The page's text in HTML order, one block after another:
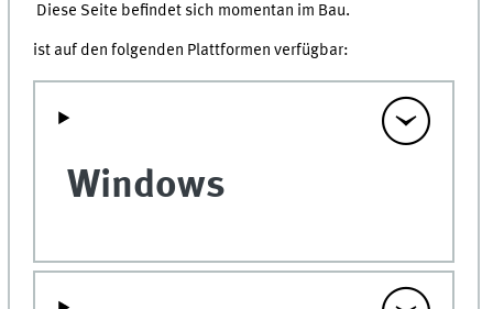
Diese Seite befindet sich momentan im Bau.
ist auf den folgenden Plattformen verfügbar:
Windows